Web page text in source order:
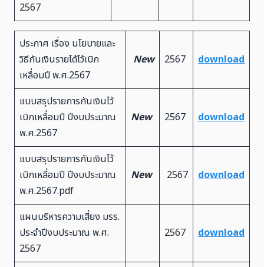
2567
ประกาศ เรื่อง นโยบายและ
วิธีกันเงินรายได้ไว้เบิก
เหลื่อมปี พ.ศ.2567
New 2567 download
แบบสรุปรายการกันเงินไว้
เบิกเหลื่อมปี ปีงบประมาณ
พ.ศ.2567
New 2567 download
แบบสรุปรายการกันเงินไว้
เบิกเหลี่อมปี ปีงบประมาณ
พ.ศ.2567.pdf
New 2567 download
แผนบริหารความเสี่ยง มรร.
ประจำปีงบประมาณ พ.ศ.
2567
2567 download